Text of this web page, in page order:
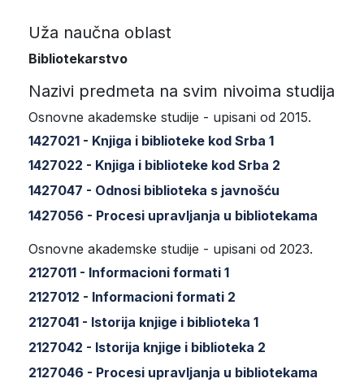
Uža naučna oblast
Bibliotekarstvo
Nazivi predmeta na svim nivoima studija
Osnovne akademske studije - upisani od 2015.
1427021 - Knjiga i biblioteke kod Srba 1
1427022 - Knjiga i biblioteke kod Srba 2
1427047 - Odnosi biblioteka s javnošću
1427056 - Procesi upravljanja u bibliotekama
Osnovne akademske studije - upisani od 2023.
2127011 - Informacioni formati 1
2127012 - Informacioni formati 2
2127041 - Istorija knjige i biblioteka 1
2127042 - Istorija knjige i biblioteka 2
2127046 - Procesi upravljanja u bibliotekama